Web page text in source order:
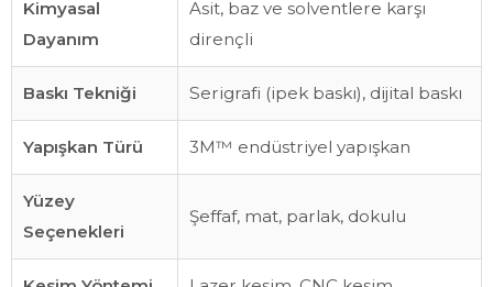
Kimyasal
Dayanım
Asit, baz ve solventlere karşı
dirençli
Baskı Tekniği Serigrafi (ipek baskı), dijital baskı
Yapışkan Türü 3M™ endüstriyel yapışkan
Yüzey
Seçenekleri
Şeffaf, mat, parlak, dokulu